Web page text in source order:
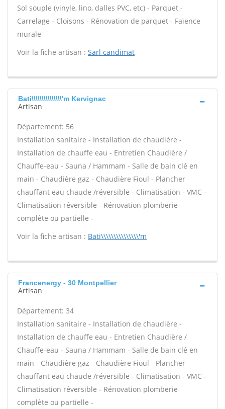
Sol souple (vinyle, lino, dalles PVC, etc) - Parquet -
Carrelage - Cloisons - Rénovation de parquet - Faïence
murale -
Voir la fiche artisan : Sarl candimat
Bati\\\\\\\\\\\\\\\'m Kervignac
Artisan
Département: 56
Installation sanitaire - Installation de chaudière -
Installation de chauffe eau - Entretien Chaudière /
Chauffe-eau - Sauna / Hammam - Salle de bain clé en
main - Chaudière gaz - Chaudière Fioul - Plancher
chauffant eau chaude /réversible - Climatisation - VMC -
Climatisation réversible - Rénovation plomberie
complète ou partielle -
Voir la fiche artisan : Bati\\\\\\\\\\\\\\\'m
Francenergy - 30 Montpellier
Artisan
Département: 34
Installation sanitaire - Installation de chaudière -
Installation de chauffe eau - Entretien Chaudière /
Chauffe-eau - Sauna / Hammam - Salle de bain clé en
main - Chaudière gaz - Chaudière Fioul - Plancher
chauffant eau chaude /réversible - Climatisation - VMC -
Climatisation réversible - Rénovation plomberie
complète ou partielle -